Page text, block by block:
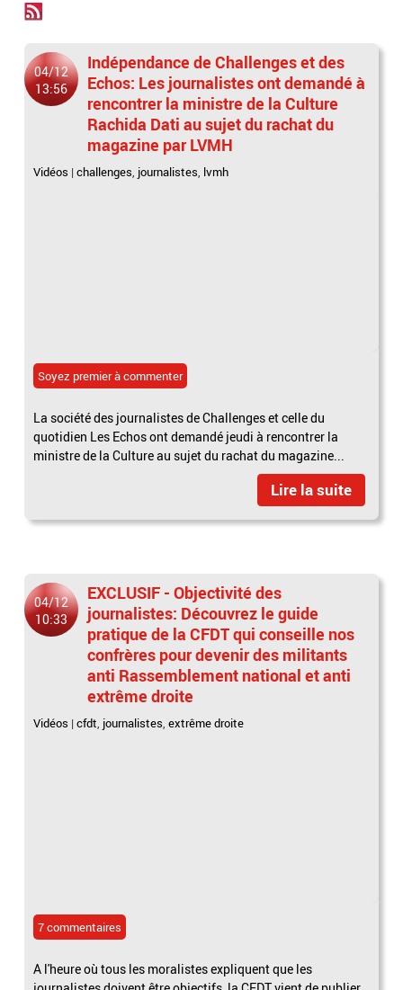
04/12
13:56
Indépendance de Challenges et des
Echos: Les journalistes ont demandé à
rencontrer la ministre de la Culture
Rachida Dati au sujet du rachat du
magazine par LVMH
Vidéos |challenges, journalistes, lvmh
Soyez premier à commenter
La société des journalistes de Challenges et celle du
quotidien Les Echos ont demandé jeudi à rencontrer la
ministre de la Culture au sujet du rachat du magazine...
Lire la suite
04/12
10:33
EXCLUSIF - Objectivité des
journalistes: Découvrez le guide
pratique de la CFDT qui conseille nos
confrères pour devenir des militants
anti Rassemblement national et anti
extrême droite
Vidéos |cfdt, journalistes,extrême droite
7 commentaires
A l'heure où tous les moralistes expliquent que les